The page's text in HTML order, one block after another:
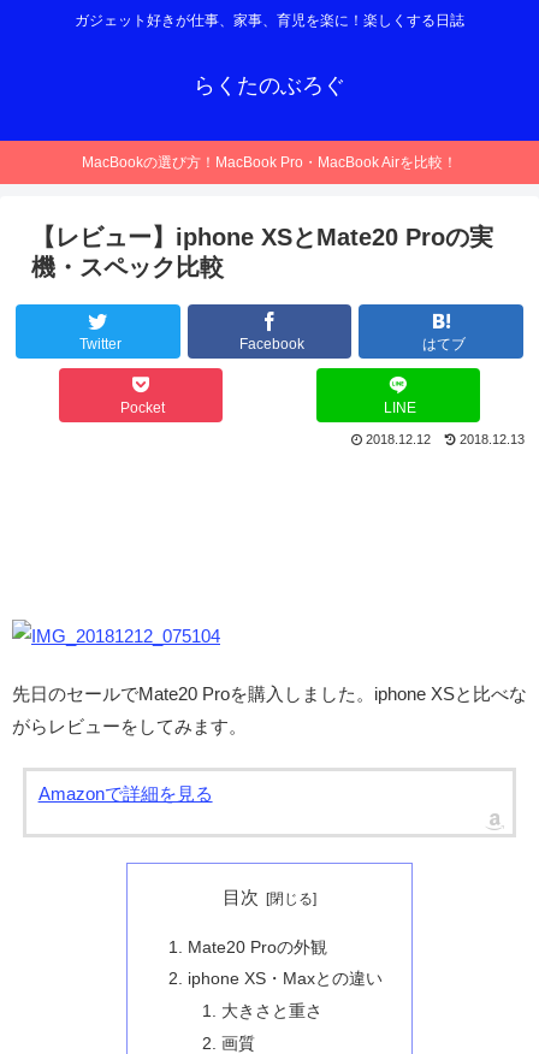
ガジェット好きが仕事、家事、育児を楽に！楽しくする日誌
らくたのぶろぐ
MacBookの選び方！MacBook Pro・MacBook Airを比較！
【レビュー】iphone XSとMate20 Proの実
機・スペック比較
Twitter Facebook はてブ
Pocket LINE
2018.12.13
2018.12.12
先日のセールでMate20 Proを購入しました。iphone XSと比べな
がらレビューをしてみます。
Amazonで詳細を見る
目次
Mate20 Proの外観
iphone XS・Maxとの違い
大きさと重さ
画質